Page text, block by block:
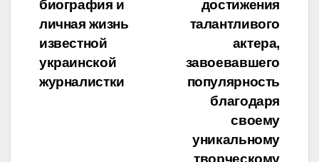
записям
достижения
талантливого
актера,
завоевавшего
популярность
благодаря
своему
уникальному
творческому
биография и
личная жизнь
известной
украинской
журналистки